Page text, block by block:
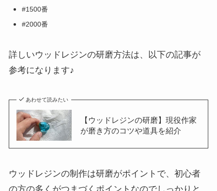
#1500番
#2000番
詳しいウッドレジンの研磨方法は、以下の記事が
参考になります♪
あわせて読みたい
【ウッドレジンの研磨】現役作家
が磨き方のコツや道具を紹介
ウッドレジンの制作は研磨がポイントで、初心者